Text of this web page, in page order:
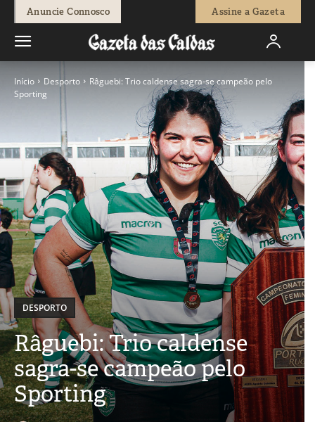
Anuncie Connosco Assine a Gazeta
Início Desporto
Râguebi: Trio caldense sagra-se campeão pelo
Sporting
DESPORTO
Râguebi: Trio caldense
sagra-se campeão pelo
Sporting